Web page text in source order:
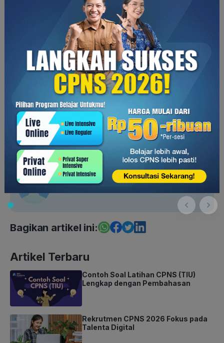
Itulah beberapa hal yang perlu Kamu perhatikan sebelum
menandatangani sebuah kontrak kerja. Tingkatkan terus
yang kamu miliki untuk mendapatkan pekerjaan impian
dengan mengikuti kelas dari Skill Academy. Untuk informasi
lebih lengkap, klik CTA di bawah ini ya!
Devi Lianovanda
Bagikan artikel ini:
Artikel Terbaru
Contoh Soal Latihan CPNS (TIU)
Lengkap dengan Pembahasan
Rekrutmen CPNS 2026 Fokus pada
Talenta Digital